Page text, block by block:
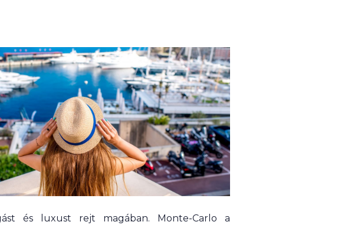
és luxust rejt magában. Monte-Carlo a